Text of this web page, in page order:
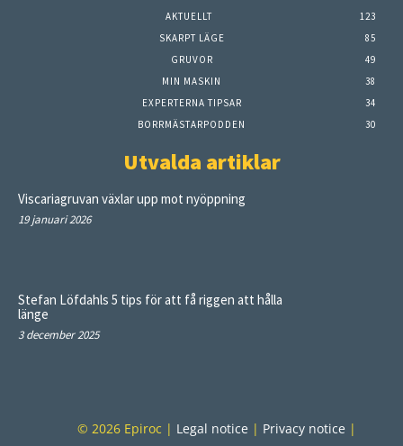
AKTUELLT
123
SKARPT LÄGE
85
GRUVOR
49
MIN MASKIN
38
EXPERTERNA TIPSAR
34
BORRMÄSTARPODDEN
30
Utvalda artiklar
Viscariagruvan växlar upp mot nyöppning
19 januari 2026
Stefan Löfdahls 5 tips för att få riggen att hålla
länge
3 december 2025
© 2026 Epiroc | Legal notice | Privacy notice |